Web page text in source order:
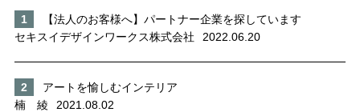
【法人のお客様へ】パートナー企業を探しています
セキスイデザインワークス株式会社
2022.06.20
アートを愉しむインテリア
楠 綾
2021.08.02